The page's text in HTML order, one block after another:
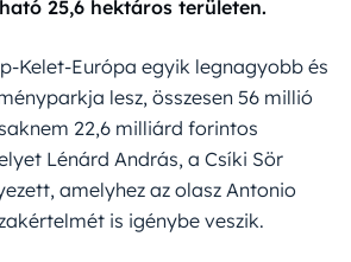
25,6 hektáros területen.
Kelet-Európa egyik legnagyobb és
lesz, összesen 56 millió
22,6 milliárd forintos
Lénárd András, a Csíki Sör
amelyhez az olasz Antonio
is igénybe veszik.